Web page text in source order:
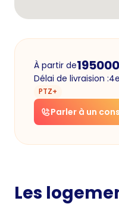
À partir de195000
Délai de livraision :
PTZ+
Parler à un
Les